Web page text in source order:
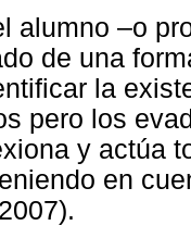
alumno –o
de una
la
pero los
y actúa
en